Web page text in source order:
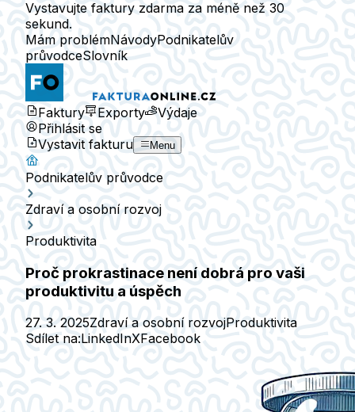
Vystavujte faktury zdarma za méně než 30
sekund.
Mám problémNávodyPodnikatelův
průvodceSlovník
Faktury Exporty
Výdaje
Přihlásit se
Vystavit fakturu
Menu
Podnikatelův průvodce
Zdraví a osobní rozvoj
Produktivita
Proč prokrastinace není dobrá pro vaši
produktivitu a úspěch
27. 3. 2025Zdraví a osobní rozvojProduktivita
Sdílet na:LinkedInXFacebook